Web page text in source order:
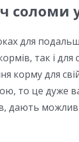
соломи
для
так і для
для
то це дуже
дають